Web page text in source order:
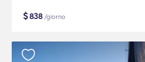
$838 /giorno